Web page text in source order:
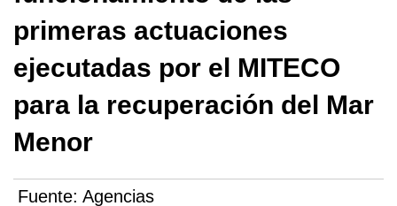
primeras actuaciones
ejecutadas por el MITECO
para la recuperación del Mar
Menor
Fuente: Agencias